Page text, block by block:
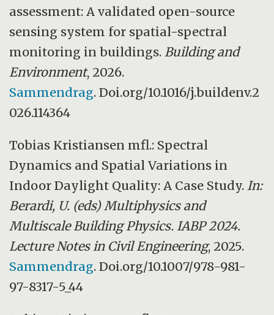
assessment: A validated open-source
sensing system for spatial-spectral
monitoring in buildings. Building and
Environment, 2026.
Sammendrag. Doi.org/10.1016/j.buildenv.2
026.114364
Tobias Kristiansen mfl.: Spectral
Dynamics and Spatial Variations in
Indoor Daylight Quality: A Case Study. In:
Berardi, U. (eds) Multiphysics and
Multiscale Building Physics. IABP 2024.
Lecture Notes in Civil Engineering, 2025.
Sammendrag. Doi.org/10.1007/978-981-
97-8317-5_44